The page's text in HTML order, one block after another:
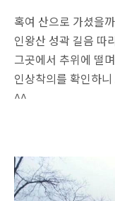
혹여 산으로 가셨을까
인왕산 성곽 길음 따
그곳에서 추위에 떨
인상착의를 확인하
^^